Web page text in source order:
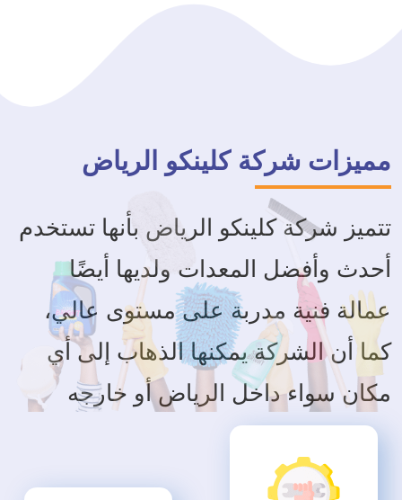
مميزات شركة كلينكو الرياض
تتميز شركة كلينكو الرياض بأنها تستخدم
أحدث وأفضل المعدات ولديها أيضًا
عمالة فنية مدربة على مستوى عالي،
كما أن الشركة يمكنها الذهاب إلى أي
مكان سواء داخل الرياض أو خارجه